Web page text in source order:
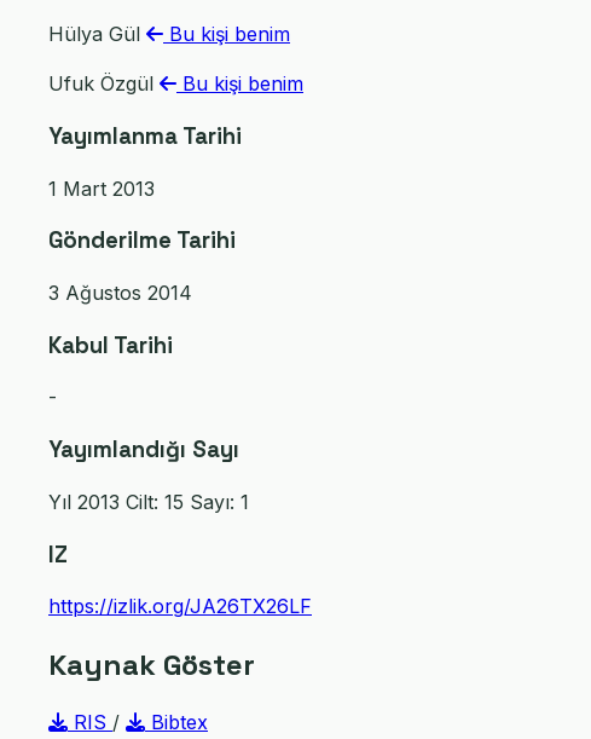
Hülya Gül Bu kişi benim
Ufuk Özgül Bu kişi benim
Yayımlanma Tarihi
1 Mart 2013
Gönderilme Tarihi
3 Ağustos 2014
Kabul Tarihi
-
Yayımlandığı Sayı
Yıl 2013 Cilt: 15 Sayı: 1
IZ
https://izlik.org/JA26TX26LF
Kaynak Göster
RIS /
Bibtex